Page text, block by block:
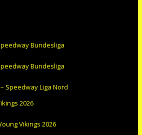
Bundesliga
Bundesliga
Speedway Liga Nord
2026
Vikings 2026